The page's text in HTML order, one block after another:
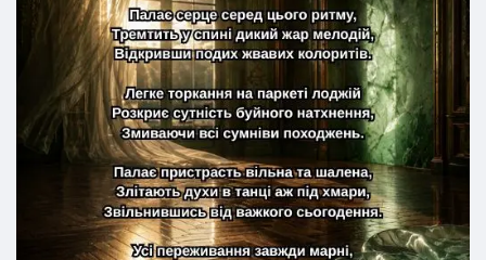
Палає пристрасть вільна та шалена,
Злітають духи в танці аж під хмари,
Звільнившись від важкого сьогодення.
Усі переживання завжди марні,
Струна затихла, так скінчився танець,
Долаючи і темінь, і кошмари.
Почався вже нефритовий світанок.